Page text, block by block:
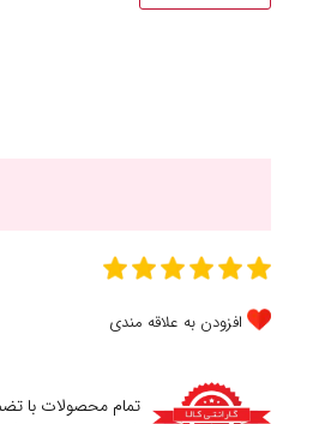
افزودن به علاقه مندی
تمام محصولات با